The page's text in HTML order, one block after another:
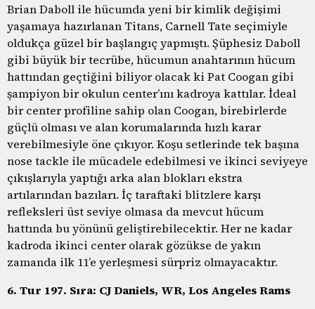
Brian Daboll ile hücumda yeni bir kimlik değişimi
yaşamaya hazırlanan Titans, Carnell Tate seçimiyle
oldukça güzel bir başlangıç yapmıştı. Şüphesiz Daboll
gibi büyük bir tecrübe, hücumun anahtarının hücum
hattından geçtiğini biliyor olacak ki Pat Coogan gibi
şampiyon bir okulun center’ını kadroya kattılar. İdeal
bir center profiline sahip olan Coogan, birebirlerde
güçlü olması ve alan korumalarında hızlı karar
verebilmesiyle öne çıkıyor. Koşu setlerinde tek başına
nose tackle ile mücadele edebilmesi ve ikinci seviyeye
çıkışlarıyla yaptığı arka alan blokları ekstra
artılarından bazıları. İç taraftaki blitzlere karşı
refleksleri üst seviye olmasa da mevcut hücum
hattında bu yönünü geliştirebilecektir. Her ne kadar
kadroda ikinci center olarak gözükse de yakın
zamanda ilk 11’e yerleşmesi sürpriz olmayacaktır.
6. Tur 197. Sıra: CJ Daniels, WR, Los Angeles Rams